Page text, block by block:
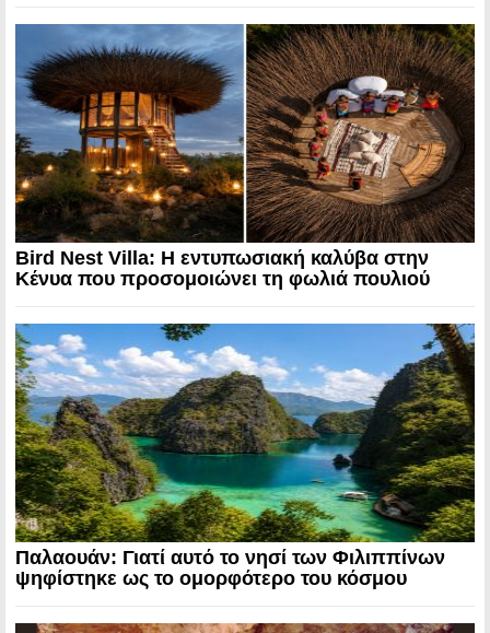
Bird Nest Villa: Η εντυπωσιακή καλύβα στην
Κένυα που προσομοιώνει τη φωλιά πουλιού
Παλαουάν: Γιατί αυτό το νησί των Φιλιππίνων
ψηφίστηκε ως το ομορφότερο του κόσμου